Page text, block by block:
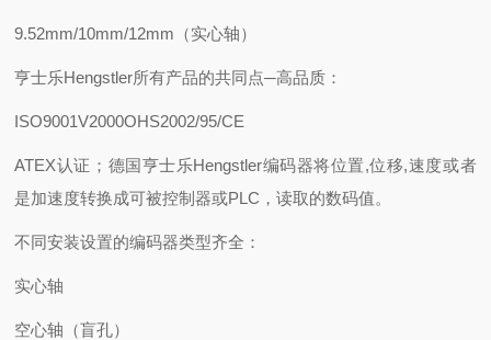
9.52mm/10mm/12mm（实心轴）
亨士乐Hengstler所有产品的共同点─高品质：
ISO9001V2000OHS2002/95/CE
ATEX认证；德国亨士乐Hengstler编码器将位置,位移,速度或者
是加速度转换成可被控制器或PLC，读取的数码值。
不同安装设置的编码器类型齐全：
实心轴
空心轴（盲孔）